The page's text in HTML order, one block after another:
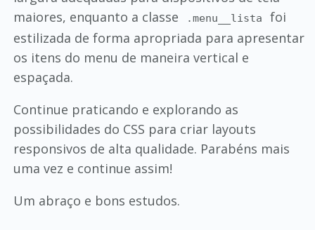
maiores, enquanto a classe
.menu__lista
foi
estilizada de forma apropriada para apresentar
os itens do menu de maneira vertical e
espaçada.
Continue praticando e explorando as
possibilidades do CSS para criar layouts
responsivos de alta qualidade. Parabéns mais
uma vez e continue assim!
Um abraço e bons estudos.